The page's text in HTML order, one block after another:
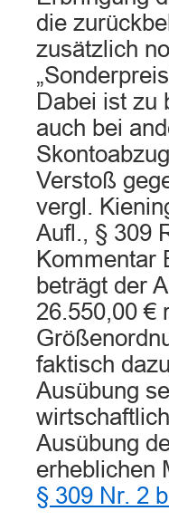
die
zusätzlich
Dabei ist zu
auch bei
Verstoß
vergl.
Aufl., § 309
Kommentar
beträgt der
26.550,00 €
faktisch
Ausübung
Ausübung
erheblichen
§ 309 Nr. 2